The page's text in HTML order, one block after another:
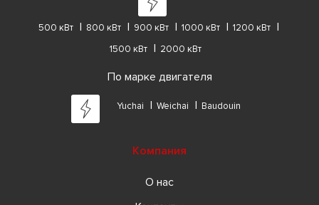
500 кВт 800 кВт 900 кВт 1000 кВт
1200 кВт
1500 кВт
2000 кВт
По марке двигателя
Yuchai Weichai Baudouin
Компания
О нас